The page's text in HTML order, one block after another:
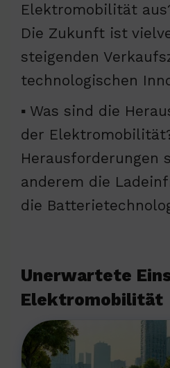
Elektromobilität
Die Zukunft ist
steigenden
technologischen
▪ Was sind die
der
Herausforderungen
anderem die
die
Unerwartete
Elektromobilität